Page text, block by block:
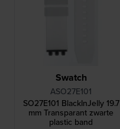
Swatch
ASO27E101
SO27E101 BlackInJelly 19.7
mm Transparant zwarte
plastic band